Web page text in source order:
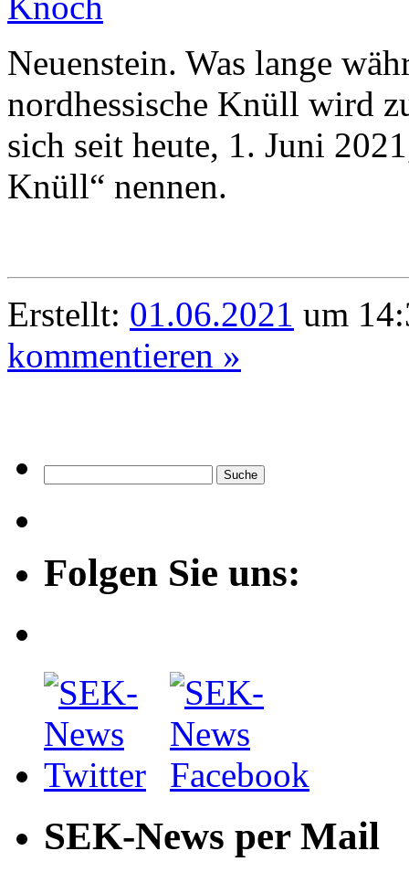
Neuenstein. Was lange
nordhessische Knüll wird
sich seit heute, 1. Juni
Knüll“ nennen.
Erstellt: 01.06.2021 um
kommentieren »
Folgen Sie uns:
SEK-News per Mail